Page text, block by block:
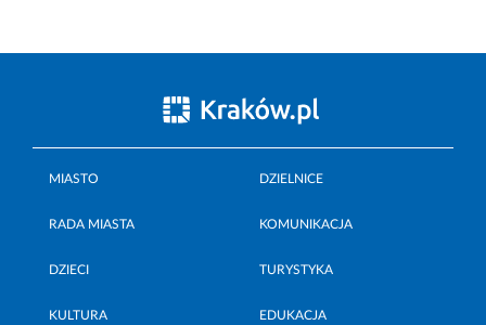
MIASTO DZIELNICE
RADA MIASTA KOMUNIKACJA
DZIECI TURYSTYKA
KULTURA EDUKACJA